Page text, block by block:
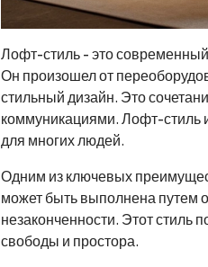
Лофт-стиль - это
Он произошел от
стильный дизайн. Это
коммуникациями. Лофт-стиль
для многих людей.
Одним из ключевых
может быть выполнена путем
незаконченности. Этот стиль
свободы и простора.